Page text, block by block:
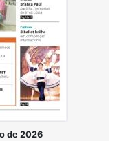
de 2026